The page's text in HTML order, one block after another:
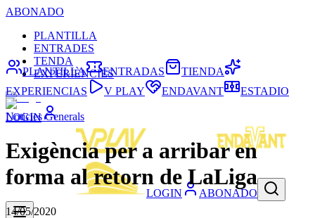
ABONADO
PLANTILLA
ENTRADES
TENDA
EXPERIÈNCIES
LOGIN
LOGIN ABONADO
PLANTILLA ENTRADAS
TIENDA
EXPERIENCIAS
V PLAY ENDAVANT ESTADIO
Noticies Generals
Exigència per a arribar en
forma al retorn de LaLiga
14/05/2020